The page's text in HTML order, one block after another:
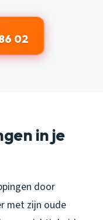
02
in je
door
met zijn oude